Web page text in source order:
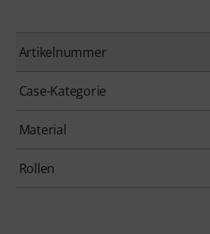
Artikelnummer
Case-Kategorie
Material
Rollen